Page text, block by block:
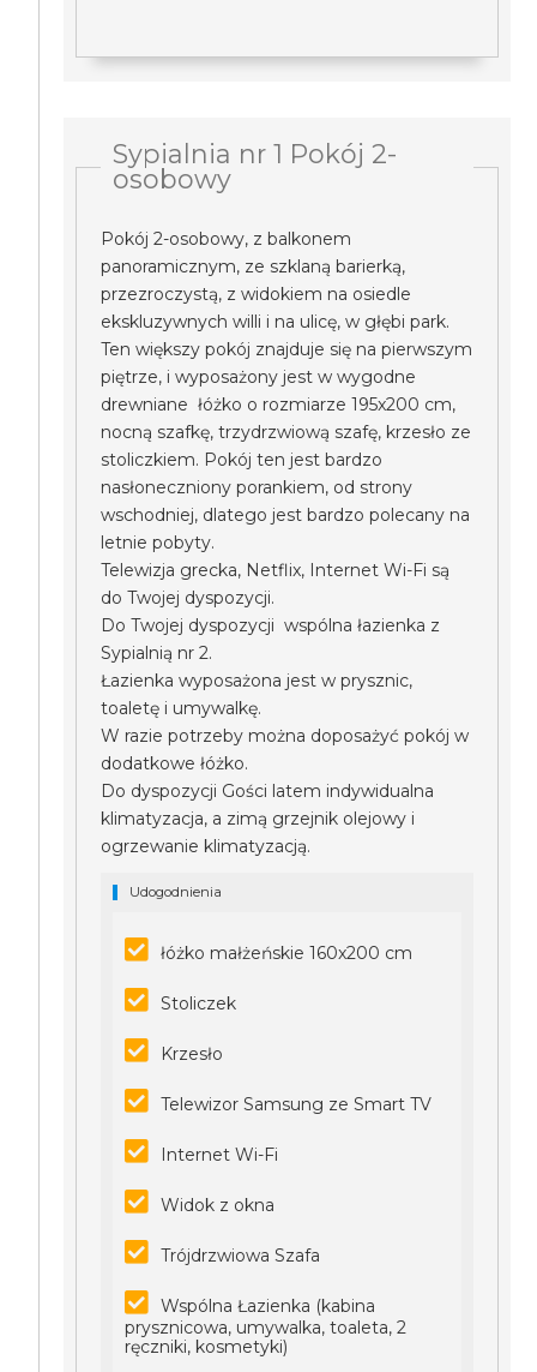
Sypialnia nr 1 Pokój 2-
osobowy
Pokój 2-osobowy, z balkonem
panoramicznym, ze szklaną barierką,
przezroczystą, z widokiem na osiedle
ekskluzywnych willi i na ulicę, w głębi park.
Ten większy pokój znajduje się na pierwszym
piętrze, i wyposażony jest w wygodne
drewniane łóżko o rozmiarze 195x200 cm,
nocną szafkę, trzydrzwiową szafę, krzesło ze
stoliczkiem. Pokój ten jest bardzo
nasłoneczniony porankiem, od strony
wschodniej, dlatego jest bardzo polecany na
letnie pobyty.
Telewizja grecka, Netflix, Internet Wi-Fi są
do Twojej dyspozycji.
Do Twojej dyspozycji wspólna łazienka z
Sypialnią nr 2.
Łazienka wyposażona jest w prysznic,
toaletę i umywalkę.
W razie potrzeby można doposażyć pokój w
dodatkowe łóżko.
Do dyspozycji Gości latem indywidualna
klimatyzacja, a zimą grzejnik olejowy i
ogrzewanie klimatyzacją.
Udogodnienia
łóżko małżeńskie 160x200 cm
Stoliczek
Krzesło
Telewizor Samsung ze Smart TV
Internet Wi-Fi
Widok z okna
Trójdrzwiowa Szafa
Wspólna Łazienka (kabina
prysznicowa, umywalka, toaleta, 2
ręczniki, kosmetyki)